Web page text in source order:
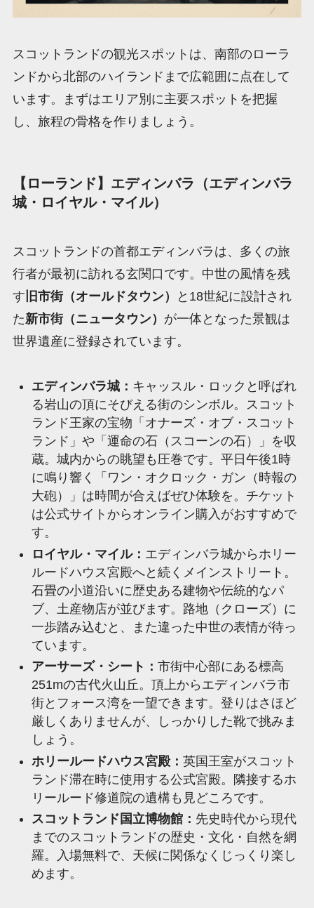
スコットランドの観光スポットは、南部のローラ
ンドから北部のハイランドまで広範囲に点在して
います。まずはエリア別に主要スポットを把握
し、旅程の骨格を作りましょう。
【ローランド】エディンバラ（エディンバラ
城・ロイヤル・マイル）
スコットランドの首都エディンバラは、多くの旅
行者が最初に訪れる玄関口です。中世の風情を残
す 旧市街（オールドタウン）
と18世紀に設計され
た新市街（ニュータウン） が一体となった景観は
世界遺産に登録されています。
エディンバラ城： キャッスル・ロックと呼ばれ
る岩山の頂にそびえる街のシンボル。スコット
ランド王家の宝物「オナーズ・オブ・スコット
ランド」や「運命の石（スコーンの石）」を収
蔵。城内からの眺望も圧巻です。平日午後1時
に鳴り響く「ワン・オクロック・ガン（時報の
大砲）」は時間が合えばぜひ体験を。チケット
は公式サイトからオンライン購入がおすすめで
す。
ロイヤル・マイル： エディンバラ城からホリー
ルードハウス宮殿へと続くメインストリート。
石畳の小道沿いに歴史ある建物や伝統的なパ
ブ、土産物店が並びます。路地（クローズ）に
一歩踏み込むと、また違った中世の表情が待っ
ています。
アーサーズ・シート： 市街中心部にある標高
251mの古代火山丘。頂上からエディンバラ市
街とフォース湾を一望できます。登りはさほど
厳しくありませんが、しっかりした靴で挑みま
しょう。
ホリールードハウス宮殿： 英国王室がスコット
ランド滞在時に使用する公式宮殿。隣接するホ
リールード修道院の遺構も見どころです。
スコットランド国立博物館： 先史時代から現代
までのスコットランドの歴史・文化・自然を網
羅。入場無料で、天候に関係なくじっくり楽し
めます。